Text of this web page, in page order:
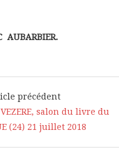
AUBARBIER.
précédent
VEZERE, salon du livre du
(24) 21 juillet 2018